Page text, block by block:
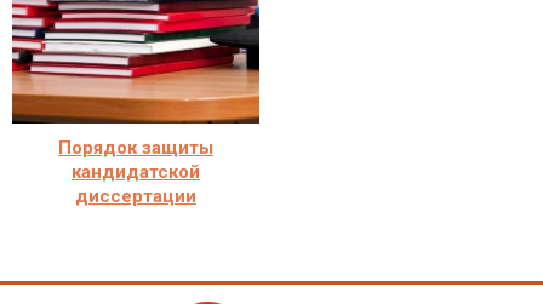
Порядок защиты
кандидатской
диссертации